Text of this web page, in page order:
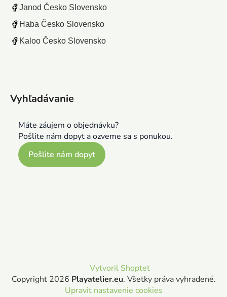
Janod Česko Slovensko
Haba Česko Slovensko
Kaloo Česko Slovensko
Vyhľadávanie
Máte záujem o objednávku?
Pošlite nám dopyt a ozveme sa s ponukou.
Pošlite nám dopyt
Vytvoril Shoptet
Copyright 2026 Playatelier.eu. Všetky práva vyhradené.
Upraviť nastavenie cookies